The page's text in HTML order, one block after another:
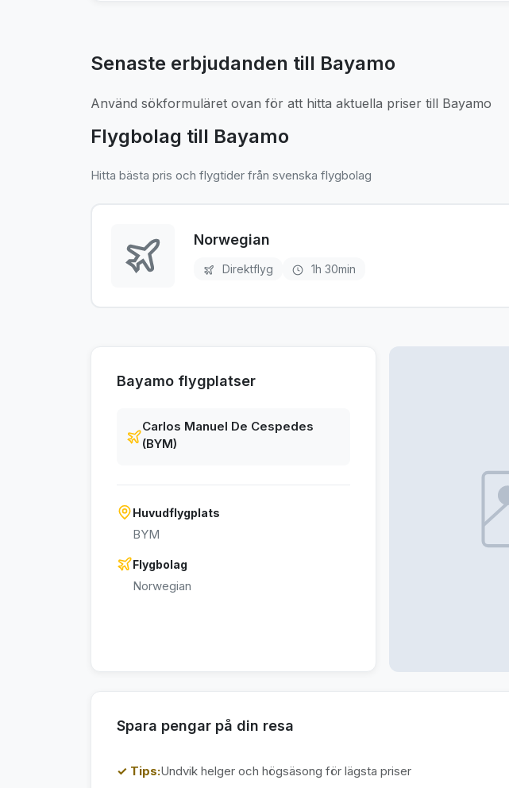
Senaste erbjudanden till Bayamo
Använd sökformuläret ovan för att hitta aktuella priser till Bayamo
Flygbolag till Bayamo
Hitta bästa pris och flygtider från svenska flygbolag
Norwegian
Direktflyg 1h 30min
Bayamo flygplatser
Carlos Manuel De Cespedes
(BYM)
Huvudflygplats
BYM
Flygbolag
Norwegian
Spara pengar på din resa
✓ Tips:Undvik helger och högsäsong för lägsta priser